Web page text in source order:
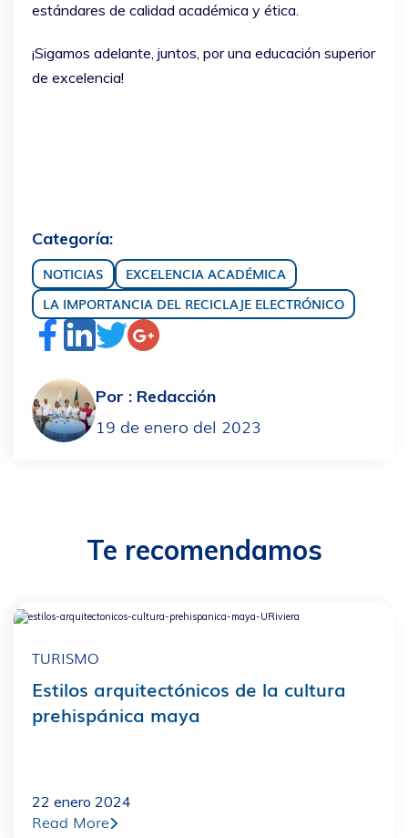
estándares de calidad académica y ética.
¡Sigamos adelante, juntos, por una educación superior
de excelencia!
Categoría:
NOTICIAS
EXCELENCIA ACADÉMICA
LA IMPORTANCIA DEL RECICLAJE ELECTRÓNICO
Por : Redacción
19 de enero del 2023
Te recomendamos
TURISMO
Estilos arquitectónicos de la cultura
prehispánica maya
22 enero 2024
Read More